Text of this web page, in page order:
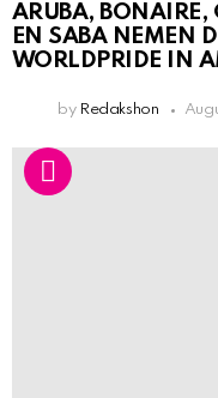
ARUBA, BONAIRE,
EN SABA NEMEN
WORLDPRIDE IN
by Redakshon